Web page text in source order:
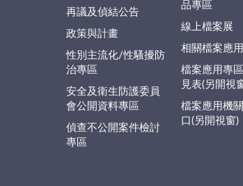
再議及偵結公告
政策與計畫
性別主流化/性騷擾防
治專區
安全及衛生防護委員
會公開資料專區
偵查不公開案件檢討
專區
品專區
線上檔案展
相關檔案應
檔案應用專
見表(另開視
檔案應用機
口(另開視窗)